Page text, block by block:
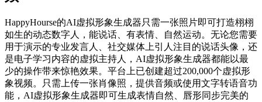
HappyHourse的AI虚拟形象生成器只需一张照片即可打造栩栩
如生的动态数字人，能说话、有表情、自然运动。无论您需要
用于演示的专业发言人、社交媒体上引人注目的说话头像，还
是电子学习内容的虚拟主持人，AI虚拟形象生成器都能以最
少的操作带来惊艳效果。平台上已创建超过200,000个虚拟形
象视频。只需上传一张肖像照，提供音频或使用文字转语音功
能，AI虚拟形象生成器即可生成表情自然、唇形同步完美的